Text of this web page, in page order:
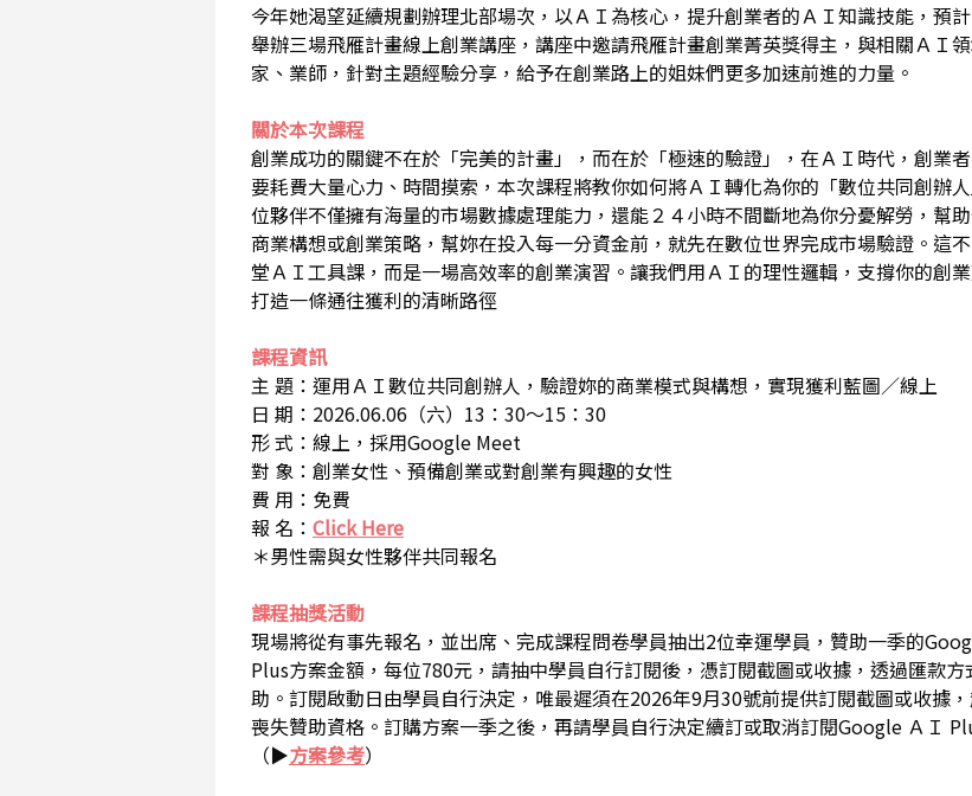
今年她渴望延續規劃辦理北部場次，以ＡＩ為核心，提升創業者的ＡＩ知識技能，預
舉辦三場飛雁計畫線上創業講座，講座中邀請飛雁計畫創業菁英獎得主，與相關ＡＩ
家、業師，針對主題經驗分享，給予在創業路上的姐妹們更多加速前進的力量。
關於本次課程
創業成功的關鍵不在於「完美的計畫」，而在於「極速的驗證」，在ＡＩ時代，創業
要耗費大量心力、時間摸索，本次課程將教你如何將ＡＩ轉化為你的「數位共同創辦
位夥伴不僅擁有海量的市場數據處理能力，還能２４小時不間斷地為你分憂解勞，幫
商業構想或創業策略，幫妳在投入每一分資金前，就先在數位世界完成市場驗證。這
堂ＡＩ工具課，而是一場高效率的創業演習。讓我們用ＡＩ的理性邏輯，支撐你的創業
打造一條通往獲利的清晰路徑
課程資訊
主 題：運用ＡＩ數位共同創辦人，驗證妳的商業模式與構想，實現獲利藍圖／線上
日 期：2026.06.06（六）13：30～15：30
形 式：線上，採用Google Meet
對 象：創業女性、預備創業或對創業有興趣的女性
費 用：免費
報 名： Click Here
＊男性需與女性夥伴共同報名
課程抽獎活動
現場將從有事先報名，並出席、完成課程問卷學員抽出2位幸運學員，贊助一季的
Plus方案金額，每位780元，請抽中學員自行訂閱後，憑訂閱截圖或收據，透過匯款方
助。訂閱啟動日由學員自行決定，唯最遲須在2026年9月30號前提供訂閱截圖或收據
喪失贊助資格。訂購方案一季之後，再請學員自行決定續訂或取消訂閱Google ＡＩ
（▶方案參考）